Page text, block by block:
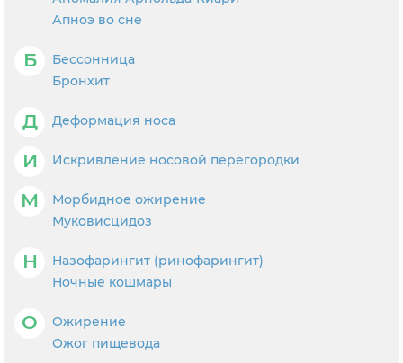
Апноэ во сне
Б
Бессонница
Бронхит
Д Деформация носа
И Искривление носовой перегородки
М
Морбидное ожирение
Муковисцидоз
Н
Назофарингит (ринофарингит)
Ночные кошмары
О
Ожирение
Ожог пищевода